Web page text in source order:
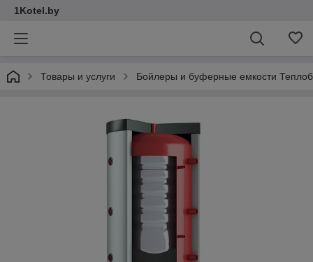
1Kotel.by
Товары и услуги Бойлеры и буферные емкости